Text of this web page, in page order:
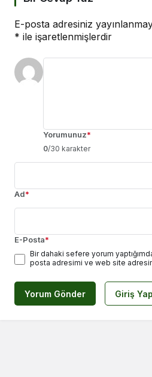
E-posta adresiniz
* ile işaretlenmişlerdir
Yorumunuz*
0/30 karakter
Ad*
E-Posta*
Bir dahaki sefere yorum
posta adresimi ve web site
Yorum Gönder Giriş Yap